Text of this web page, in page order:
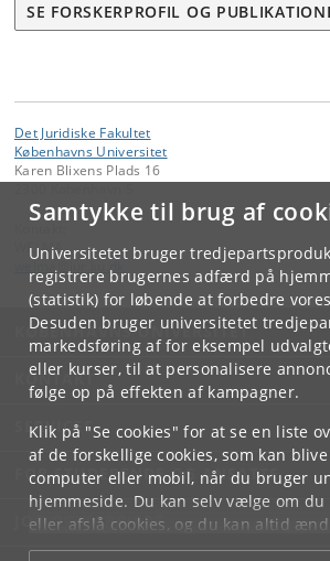
Samtykke til brug af
Universitetet bruger
registrere brugernes adfærd på
(statistik) for løbende at forbedre
Desuden bruger universitetet
markedsføring af for eksempel
eller kurser, til at personalisere
følge op på effekten af kampagner.
Klik på "Se cookies" for at se en liste
af de forskellige cookies, som kan
computer eller mobil, når du bruger
hjemmeside. Du kan selv vælge om du
eller afslå cookies, og du kan altid
underCookie- og privatlivspolitiksom
SE FORSKERPROFIL OG
Det Juridiske Fakultet
Københavns Universitet
Karen Blixens Plads 16
WELMA
KØBENHAVNS UNIVERSITET
KONTAKT
SERVICES
FOR STUDERENDE OG ANSATTE
JOB OG KARRIERE